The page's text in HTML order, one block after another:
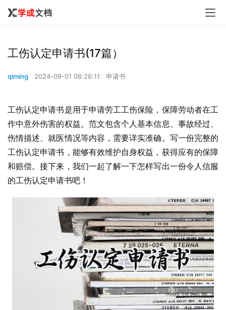
工伤认定申请书(17篇）
qiming 2024-09-01 08:26:11 申请书
工伤认定申请书是用于申请劳工工伤保险，保障劳动者在工
作中意外伤害的权益。范文包含个人基本信息、事故经过、
伤情描述、就医情况等内容，需要详实准确。写一份完整的
工伤认定申请书，能够有效维护自身权益，获得应有的保障
和赔偿。接下来，我们一起了解一下怎样写出一份令人信服
的工伤认定申请书吧！